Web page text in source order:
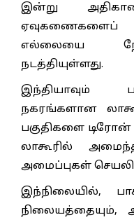
இன்று
ஏவுகணைகளைப்
எல்லையை
நடத்தியுள்ளது.
இந்தியாவும்
நகரங்களான
பகுதிகளை டிரோன்
லாகூரில்
அமைப்புகள்
இந்நிலையில்,
நிலையத்தையும்,